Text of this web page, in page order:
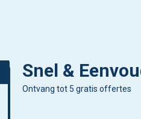
Snel &
Ontvang tot 5 gratis offertes